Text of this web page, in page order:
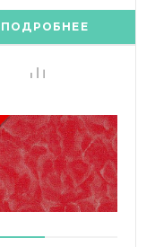
ПОДРОБНЕЕ